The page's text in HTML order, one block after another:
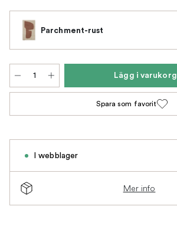
Parchment-rust
Lägg i varukorg
Spara som favorit
I webblager
Mer info